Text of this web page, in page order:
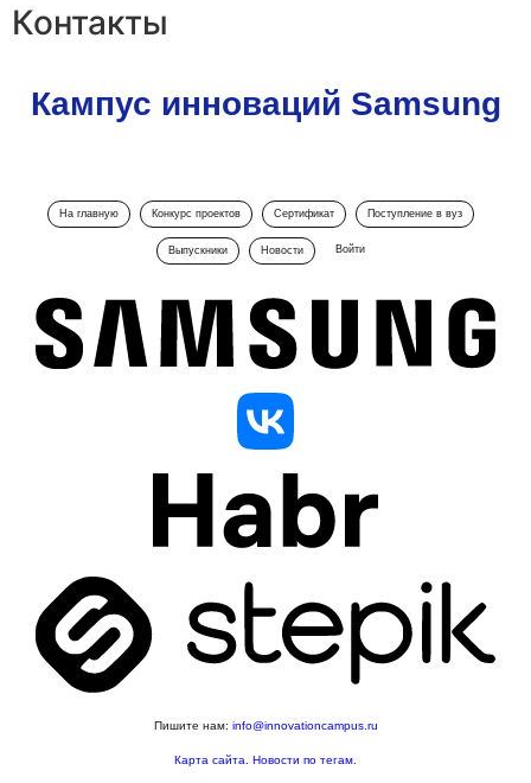
Контакты
Кампус инноваций Samsung
На главную Конкурс проектов Сертификат Поступление в вуз
Выпускники Новости Войти
Пишите нам: info@innovationcampus.ru
Карта сайта. Новости по тегам.